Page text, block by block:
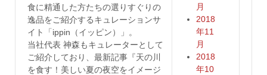
食に精通した方たちの選りすぐりの
逸品をご紹介するキュレーションサ
イト「ippin（イッピン）」。
当社代表 神森もキュレーターとして
ご紹介しており、最新記事『天の川
を食す！美しい夏の夜空をイメージ
月
2018
年11
月
2018
年10